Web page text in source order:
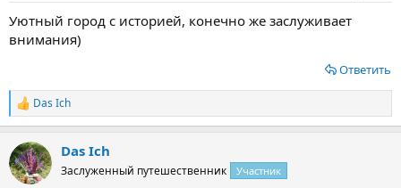
Уютный город с историей, конечно же заслуживает
внимания)
Ответить
Р
е
к
ц
и
Das Ich
Das Ich
Заслуженный путешественник Участник